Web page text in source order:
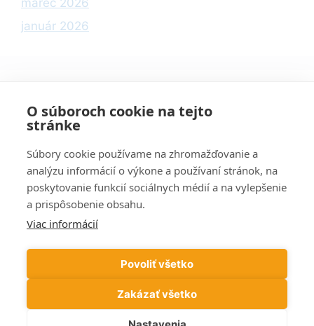
január 2026
Kategórie
Počítače
Podvody
Tipy
O súboroch cookie na tejto
stránke
Súbory cookie používame na zhromažďovanie a
analýzu informácií o výkone a používaní stránok, na
poskytovanie funkcií sociálnych médií a na vylepšenie
a prispôsobenie obsahu.
Viac informácií
Povoliť všetko
Zakázať všetko